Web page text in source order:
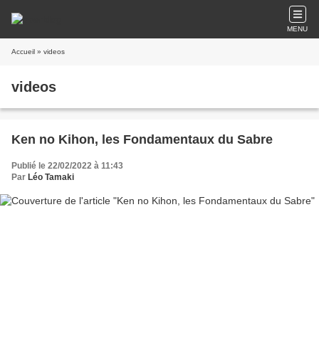
MENU
Accueil » videos
videos
Ken no Kihon, les Fondamentaux du Sabre
Publié le 22/02/2022 à 11:43
Par Léo Tamaki